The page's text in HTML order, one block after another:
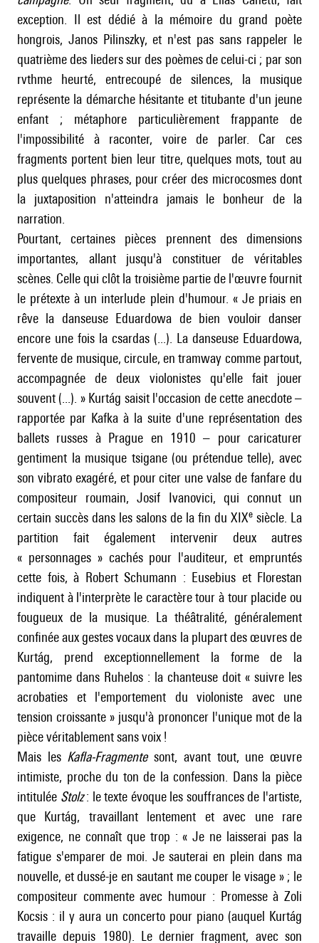
exception. Il est dédié à la mémoire du grand poète
hongrois, Janos Pilinszky, et n'est pas sans rappeler le
quatrième des lieders sur des poèmes de celui-ci ; par son
rvthme heurté, entrecoupé de silences, la musique
représente la démarche hésitante et titubante d'un jeune
enfant ; métaphore particulièrement frappante de
l'impossibilité à raconter, voire de parler. Car ces
fragments portent bien leur titre, quelques mots, tout au
plus quelques phrases, pour créer des microcosmes dont
la juxtaposition n'atteindra jamais le bonheur de la
narration.
Pourtant, certaines pièces prennent des dimensions
importantes, allant jusqu'à constituer de véritables
scènes. Celle qui clôt la troisième partie de l'œuvre fournit
le prétexte à un interlude plein d'humour. « Je priais en
rêve la danseuse Eduardowa de bien vouloir danser
encore une fois la csardas (...). La danseuse Eduardowa,
fervente de musique, circule, en tramway comme partout,
accompagnée de deux violonistes qu'elle fait jouer
souvent (...). » Kurtág saisit l'occasion de cette anecdote –
rapportée par Kafka à la suite d'une représentation des
ballets russes à Prague en 1910 – pour caricaturer
gentiment la musique tsigane (ou prétendue telle), avec
son vibrato exagéré, et pour citer une valse de fanfare du
compositeur roumain, Josif Ivanovici, qui connut un
certain succès dans les salons de la fin du XIXe siècle. La
partition fait également intervenir deux autres
« personnages » cachés pour l'auditeur, et empruntés
cette fois, à Robert Schumann : Eusebius et Florestan
indiquent à l'interprète le caractère tour à tour placide ou
fougueux de la musique. La théâtralité, généralement
confinée aux gestes vocaux dans la plupart des œuvres de
Kurtág, prend exceptionnellement la forme de la
pantomime dans Ruhelos : la chanteuse doit « suivre les
acrobaties et l'emportement du violoniste avec une
tension croissante » jusqu'à prononcer l'unique mot de la
pièce véritablement sans voix !
Mais les Kafla-Fragmentesont, avant tout, une œuvre
intimiste, proche du ton de la confession. Dans la pièce
intitulée Stolz: le texte évoque les souffrances de l'artiste,
que Kurtág, travaillant lentement et avec une rare
exigence, ne connaît que trop : « Je ne laisserai pas la
fatigue s'emparer de moi. Je sauterai en plein dans ma
nouvelle, et dussé-je en sautant me couper le visage » ; le
compositeur commente avec humour : Promesse à Zoli
Kocsis : il y aura un concerto pour piano (auquel Kurtág
travaille depuis 1980). Le dernier fragment, avec son